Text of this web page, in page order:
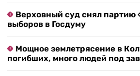
Верховный суд снял партию
выборов в Госдуму
Мощное землетрясение в
погибших, много людей под